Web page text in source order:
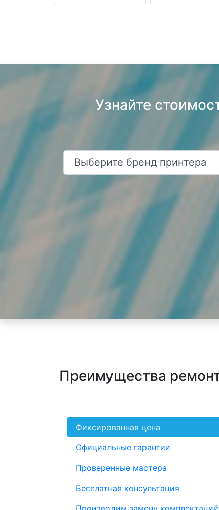
Узнайте
Преимущества
Фиксированная цена
Официальные гарантии
Проверенные мастера
Бесплатная консультация